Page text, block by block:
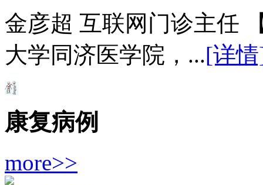
金彦超 互联网门诊主任
大学同济医学院，...[详
康复病例
more>>